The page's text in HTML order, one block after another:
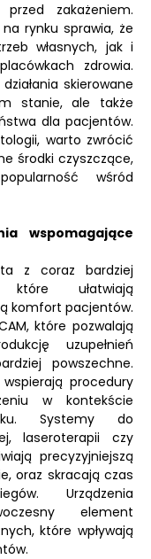
zakażeniem.
rynku sprawia, że
własnych, jak i
zdrowia.
skierowane
stanie, ale także
dla pacjentów.
warto zwrócić
środki czyszczące,
wśród
wspomagające
z coraz bardziej
które ułatwiają
komfort pacjentów.
które pozwalają
uzupełnień
powszechne.
procedury
w kontekście
Systemy do
laseroterapii czy
precyzyjniejszą
oraz skracają czas
Urządzenia
element
które wpływają